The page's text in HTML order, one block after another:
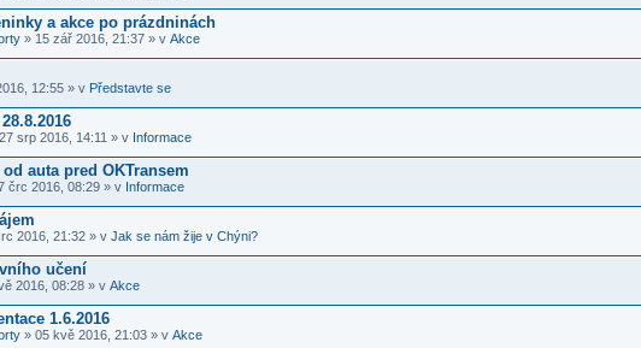
a akce po prázdninách
» 15 zář 2016, 21:37 » v Akce
12:55 » v Představte se
27 srp 2016, 14:11 » v Informace
auta pred OKTransem
črc 2016, 08:29 » v Informace
2016, 21:32 » v Jak se nám žije v Chýni?
učení
2016, 08:28 » v Akce
1.6.2016
» 05 kvě 2016, 21:03 » v Akce